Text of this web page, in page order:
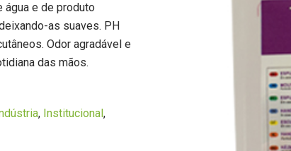
água e de produto
as suaves. PH
Odor agradável e
das mãos.
, Institucional ,